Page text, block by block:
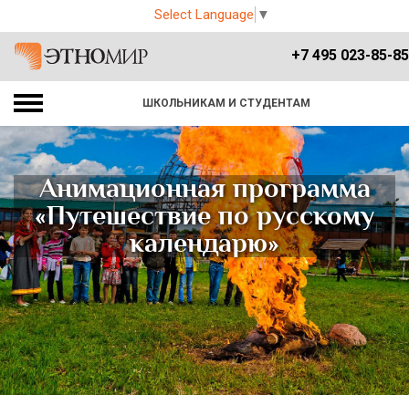
Select Language ▼
+7 495 023-85-85
ШКОЛЬНИКАМ И СТУДЕНТАМ
Анимационная программа
«Путешествие по русскому
календарю»